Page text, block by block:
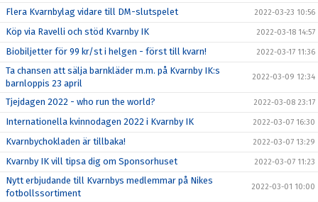
Flera Kvarnbylag vidare till DM-slutspelet 2022-03-23 10:56
Köp via Ravelli och stöd Kvarnby IK 2022-03-18 14:57
Biobiljetter för 99 kr/st i helgen - först till kvarn! 2022-03-17 11:36
Ta chansen att sälja barnkläder m.m. på Kvarnby IK:s
barnloppis 23 april
2022-03-09 12:34
Tjejdagen 2022 - who run the world? 2022-03-08 23:17
Internationella kvinnodagen 2022 i Kvarnby IK 2022-03-07 16:30
Kvarnbychokladen är tillbaka! 2022-03-07 13:29
Kvarnby IK vill tipsa dig om Sponsorhuset 2022-03-07 11:23
Nytt erbjudande till Kvarnbys medlemmar på Nikes
fotbollssortiment
2022-03-01 10:00